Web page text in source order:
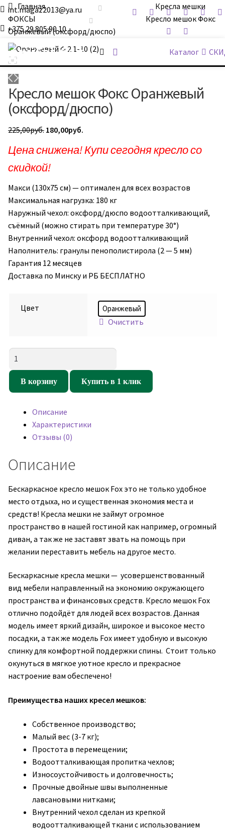
int.magaz2013@ya.ru
+375 29 805 90 10
ДримБэг.бай Каталог
Главная
Кресла мешки
ФОКСЫ
Кресло мешок Фокс
Оранжевый (оксфорд/дюспо)
Кресло мешок Фокс Оранжевый
(оксфорд/дюспо)
225,00руб. Первоначальная
составляла
225,00руб..
180,00руб.
180,00руб..
Цена снижена! Купи сегодня кресло со
скидкой!
Макси (130х75 см) — оптимален для всех возрастов
Максимальная нагрузка: 180 кг
Наружный чехол: оксфорд/дюспо водоотталкивающий,
съёмный (можно стирать при температуре 30°)
Внутренний чехол: оксфорд водоотталкивающий
Наполнитель: гранулы пенополистирола (2 — 5 мм)
Гарантия 12 месяцев
Доставка по Минску и РБ БЕСПЛАТНО
Цвет Оранжевый
Очистить
Кресло
мешок
Оранжевый
(оксфорд/
дюспо)
В корзину Купить в 1 клик
Описание
Характеристики
Отзывы (0)
Описание
Бескаркасное кресло мешок Fox это не только удобное
место отдыха, но и существенная экономия места и
средств! Кресла мешки не займут огромное
пространство в нашей гостиной как например, огромный
диван, а так же не заставят звать на помощь при
желании переставить мебель на другое место.
Бескаркасные кресла мешки — усовершенствованный
вид мебели направленный на экономию окружающего
пространства и финансовых средств. Кресло мешок Fox
отлично подойдёт для людей всех возрастов. Данная
модель имеет яркий дизайн, широкое и высокое место
посадки, а так же модель Fox имеет удобную и высокую
спинку для комфортной поддержки спины. Стоит только
окунуться в мягкое уютное кресло и прекрасное
настроение вам обеспечено!
Преимущества наших кресел мешков:
Собственное производство;
Малый вес (3-7 кг);
Простота в перемещении;
Водоотталкивающая пропитка чехлов;
Износоустойчивость и долговечность;
Прочные двойные швы выполненные
лавсановыми нитками;
Внутренний чехол сделан из крепкой
водоотталкивающей ткани с использованием